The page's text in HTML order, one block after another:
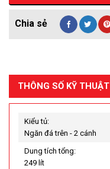
THÔNG SỐ KỸ THUẬT
Kiểu tủ:
Ngăn đá trên - 2 cánh
Dung tích tổng:
249 lít